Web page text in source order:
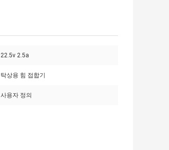
22.5v 2.5a
탁상용 힘 접합기
사용자 정의